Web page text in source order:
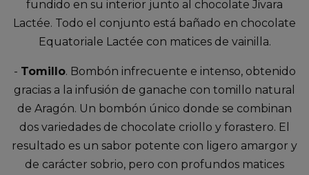
fundido en su interior junto al chocolate Jivara
Lactée. Todo el conjunto está bañado en chocolate
Equatoriale Lactée con matices de vainilla.
- Tomillo. Bombón infrecuente e intenso, obtenido
gracias a la infusión de ganache con tomillo natural
de Aragón. Un bombón único donde se combinan
dos variedades de chocolate criollo y forastero. El
resultado es un sabor potente con ligero amargor y
de carácter sobrio, pero con profundos matices